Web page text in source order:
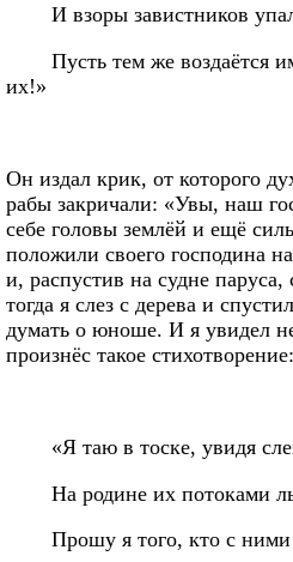
И взоры завистников
Пусть тем же воздаётся
их!»
Он издал крик, от которого
рабы закричали: «Увы, наш
себе головы землёй и ещё
положили своего господина
и, распустив на судне
тогда я слез с дерева и
думать о юноше. И я увидел
произнёс такое стихотворение:
«Я таю в тоске, увидя
На родине их потоками
Прошу я того, кто с ними